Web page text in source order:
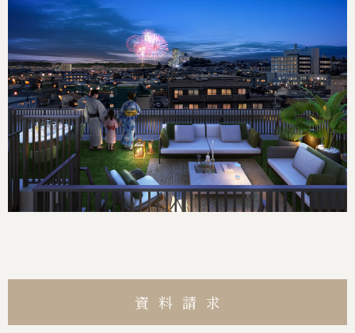
資料請求